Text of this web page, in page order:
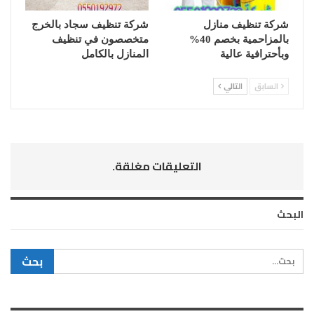
شركة تنظيف منازل
بالمزاحمية بخصم 40%
وبأحترافية عالية
شركة تنظيف سجاد بالخرج
متخصصون في تنظيف
المنازل بالكامل
السابق التالي
التعليقات مغلقة.
البحث